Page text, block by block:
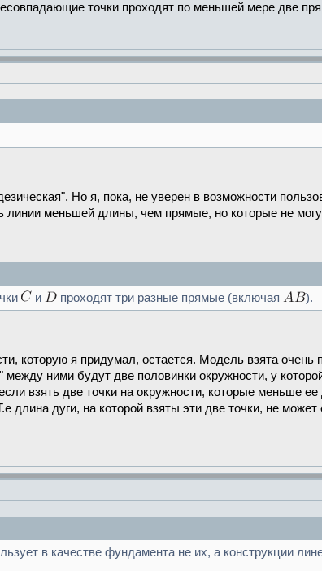
точки проходят по меньшей мере две
Но я, пока, не уверен в возможности
линии меньшей длины, чем прямые, но которые не
и проходят три разные прямые (включая ).
которую я придумал, остается. Модель взята
ними будут две половинки окружности, у
взять две точки на окружности, которые меньше
длина дуги, на которой взяты эти две точки, не
в качестве фундамента не их, а конструкции